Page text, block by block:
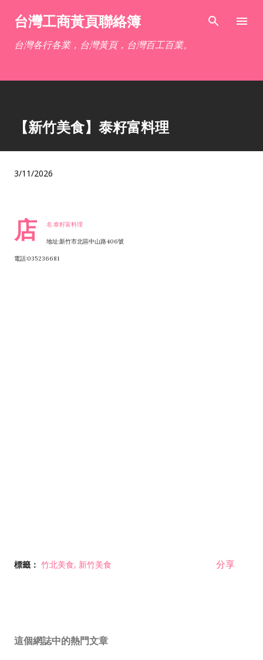
跳到主要內容
台灣工商黃頁聯絡簿
台灣各行各業，台灣黃頁，台灣百工百業。
【新竹美食】泰籽富料理
3/11/2026
店 名:泰籽富料理
地址:新竹市北區中山路406號
電話:035236681
標籤： 竹北美食 新竹美食 分享
這個網誌中的熱門文章